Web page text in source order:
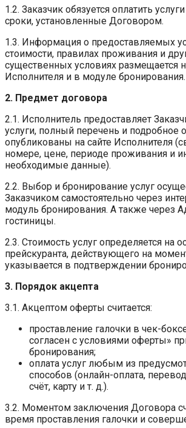
1.2. Заказчик обязуется оплатить
сроки, установленные Договором.
1.3. Информация о предоставляемых
стоимости, правилах проживания и
существенных условиях размещается
Исполнителя и в модуле бронирования.
2. Предмет договора
2.1. Исполнитель предоставляет
услуги, полный перечень и подробное
опубликованы на сайте Исполнителя
номере, цене, периоде проживания и
необходимые данные).
2.2. Выбор и бронирование услуг
Заказчиком самостоятельно через
модуль бронирования. А также через
гостиницы.
2.3. Стоимость услуг определяется на
прейскуранта, действующего на
указывается в подтверждении
3. Порядок акцепта
3.1. Акцептом оферты считается:
проставление галочки в чек-
согласен с условиями оферты»
бронирования;
оплата услуг любым из
способов (онлайн-оплата,
счёт, карту и т. д.).
3.2. Моментом заключения Договора
время проставления галочки и